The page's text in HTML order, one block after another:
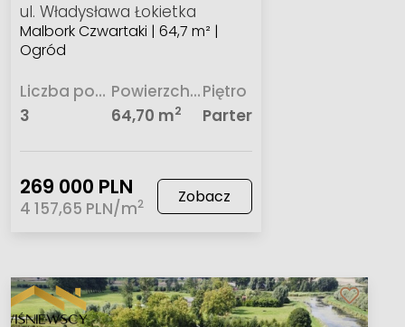
ul. Władysława Łokietka
Malbork Czwartaki | 64,7 m² |
Ogród
Liczba pokoi
3
Powierzchnia
64,70 m2
Piętro
Parter
269 000 PLN
4 157,65 PLN/m2 Zobacz